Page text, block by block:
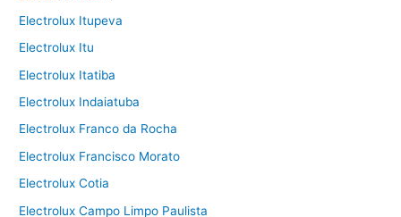
Electrolux Itupeva
Electrolux Itu
Electrolux Itatiba
Electrolux Indaiatuba
Electrolux Franco da Rocha
Electrolux Francisco Morato
Electrolux Cotia
Electrolux Campo Limpo Paulista